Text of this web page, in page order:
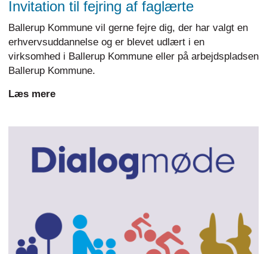
Invitation til fejring af faglærte
Ballerup Kommune vil gerne fejre dig, der har valgt en
erhvervsuddannelse og er blevet udlært i en
virksomhed i Ballerup Kommune eller på arbejdspladsen
Ballerup Kommune.
Læs mere